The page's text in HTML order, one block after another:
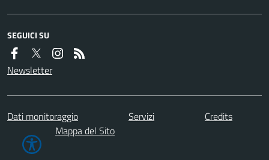
SEGUICI SU
Newsletter
Dati monitoraggio Servizi
Credits
Mappa del Sito